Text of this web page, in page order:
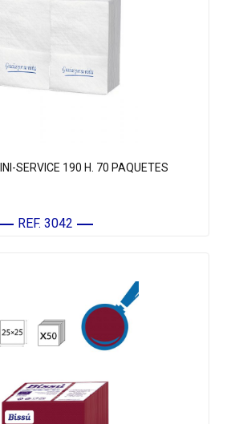
SERVICE 190 H. 70 PAQUETES
REF. 3042